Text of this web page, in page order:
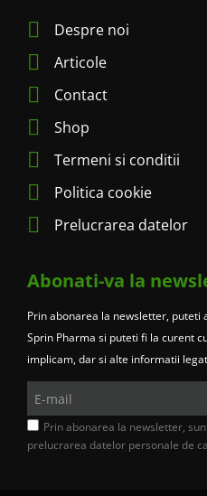
Despre noi
Articole
Contact
Shop
Termeni si conditii
Politica cookie
Prelucrarea datelor
Abonati-va la
Prin abonarea la newsletter, puteti
Sprin Pharma si puteti fi la curent
implicam, dar si alte informatii
mail
Prin abonarea la newsletter,
prelucrarea datelor personale de